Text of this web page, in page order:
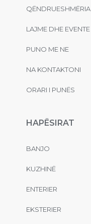
QËNDRUESHMËRIA
LAJME DHE EVENTE
PUNO ME NE
NA KONTAKTONI
ORARI I PUNËS
HAPËSIRAT
BANJO
KUZHINË
ENTERIER
EKSTERIER